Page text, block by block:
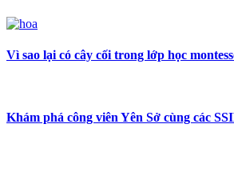
Vì sao lại có cây cối trong lớp học
Khám phá công viên Yên Sở cùng các